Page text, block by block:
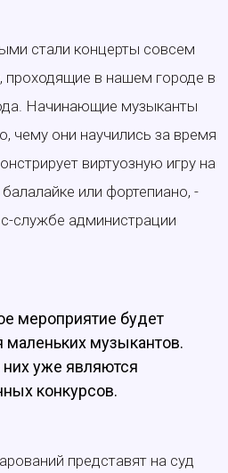
стали концерты совсем
в нашем городе в
Начинающие музыканты
чему они научились за время
виртуозную игру на
балалайке или фортепиано, -
службе администрации
мероприятие будет
музыкантов.
уже являются
конкурсов.
представят на суд